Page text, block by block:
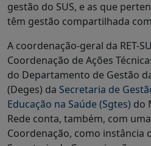
gestão do SUS, e as que
têm gestão compartilhada
A coordenação-geral da RET-
Coordenação de Ações
do Departamento de Gestão
(Deges) da Secretaria de
Educação na Saúde (Sgtes) do
Rede conta, também, com
Coordenação, como instância